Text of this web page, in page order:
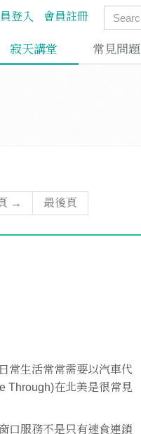
登入 會員註冊
寂天講堂 常見問題
→ 最後頁
常生活常常需要以汽車代
Through)在北美是很常見
口服務不是只有速食連鎖